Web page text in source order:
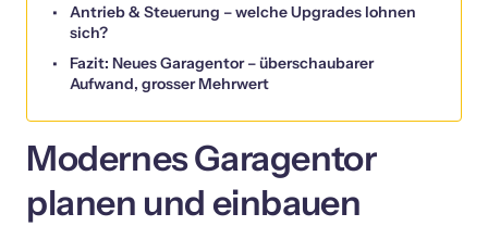
Antrieb & Steuerung – welche Upgrades lohnen
sich?
Fazit: Neues Garagentor – überschaubarer
Aufwand, grosser Mehrwert
Modernes Garagentor
planen und einbauen